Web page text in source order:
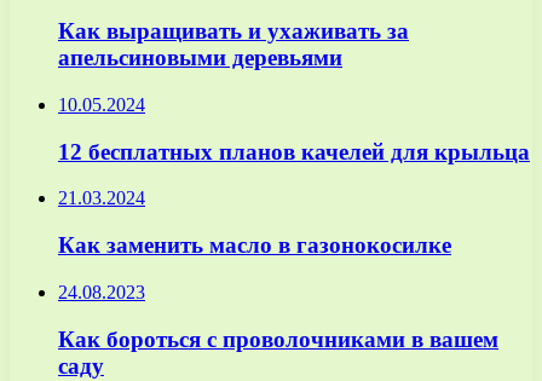
Как выращивать и ухаживать за
апельсиновыми деревьями
10.05.2024
12 бесплатных планов качелей для крыльца
21.03.2024
Как заменить масло в газонокосилке
24.08.2023
Как бороться с проволочниками в вашем
саду